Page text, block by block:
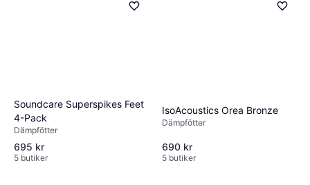
Soundcare Superspikes Feet
4-Pack
Dämpfötter
695 kr
5 butiker
IsoAcoustics Orea Bronze
Dämpfötter
690 kr
5 butiker